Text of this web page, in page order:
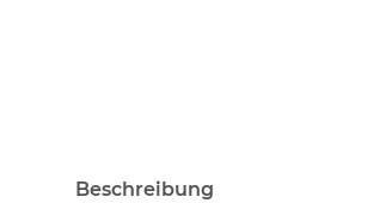
Beschreibung